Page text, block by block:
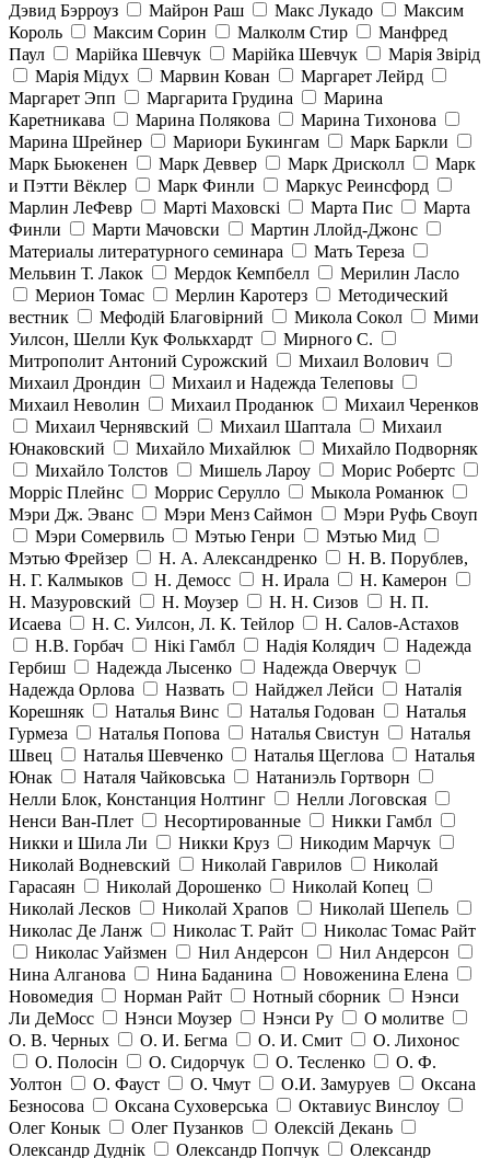
Дэвид Бэрроуз
Майрон Раш Макс Лукадо
Максим
Король
Максим Сорин Малколм Стир
Манфред
Паул
Марійка Шевчук Марійка Шевчук
Марія Звірід
Марія Мідух
Марвин Кован
Маргарет Лейрд
Маргарет Эпп
Маргарита Грудина
Марина
Каретникава
Марина Полякова
Марина Тихонова
Марина Шрейнер
Мариори Букингам
Марк Баркли
Марк Бьюкенен
Марк Деввер Марк Дрисколл
Марк
и Пэтти Вёклер
Марк Финли
Маркус Реинсфорд
Марлин ЛеФевр
Марті Маховскі Марта Пис
Марта
Финли
Марти Мачовски
Мартин Ллойд-Джонс
Материалы литературного семинара
Мать Тереза
Мельвин Т. Лакок
Мердок Кемпбелл
Мерилин Ласло
Мерион Томас
Мерлин Каротерз
Методический
вестник
Мефодій Благовірний Микола Сокол
Мими
Уилсон, Шелли Кук Фолькхардт
Мирного С.
Митрополит Антоний Сурожский
Михаил Волович
Михаил Дрондин
Михаил и Надежда Телеповы
Михаил Неволин
Михаил Проданюк
Михаил Черенков
Михаил Чернявский
Михаил Шаптала
Михаил
Юнаковский
Михайло Михайлюк
Михайло Подворняк
Михайло Толстов
Мишель Лароу
Морис Робертс
Морріс Плейнс
Моррис Серулло
Мыкола Романюк
Мэри Дж. Эванс
Мэри Менз Саймон
Мэри Руфь Своуп
Мэри Сомервиль
Мэтью Генри
Мэтью Мид
Мэтью Фрейзер
Н. А. Александренко
Н. В. Порублев,
Н. Г. Калмыков
Н. Демосс Н. Ирала
Н. Камерон
Н. Мазуровский
Н. Моузер Н. Н. Сизов
Н. П.
Исаева
Н. С. Уилсон, Л. К. Тейлор
Н. Салов-Астахов
Н.В. Горбач
Нікі Гамбл Надія Колядич
Надежда
Гербиш
Надежда Лысенко
Надежда Оверчук
Надежда Орлова
Назвать Найджел Лейси
Наталія
Корешняк
Наталья Винс Наталья Годован
Наталья
Гурмеза
Наталья Попова Наталья Свистун
Наталья
Швец
Наталья Шевченко Наталья Щеглова
Наталья
Юнак
Наталя Чайковська
Натаниэль Гортворн
Нелли Блок, Констанция Нолтинг
Нелли Логовская
Ненси Ван-Плет
Несортированные
Никки Гамбл
Никки и Шила Ли
Никки Круз
Никодим Марчук
Николай Водневский
Николай Гаврилов
Николай
Гарасаян
Николай Дорошенко
Николай Копец
Николай Лесков
Николай Храпов
Николай Шепель
Николас Де Ланж
Николас Т. Райт
Николас Томас Райт
Николас Уайзмен
Нил Андерсон
Нил Андерсон
Нина Алганова
Нина Баданина
Новоженина Елена
Новомедия
Норман Райт Нотный сборник
Нэнси
Ли ДеМосс
Нэнси Моузер Нэнси Ру
О молитве
О. В. Черных
О. И. Бегма О. И. Смит
О. Лихонос
О. Полосін
О. Сидорчук О. Тесленко
О. Ф.
Уолтон
О. Фауст О. Чмут О.И. Замуруев
Оксана
Безносова
Оксана Суховерська
Октавиус Винслоу
Олег Конык
Олег Пузанков
Олексій Декань
Олександр Дуднік
Олександр Попчук
Олександр